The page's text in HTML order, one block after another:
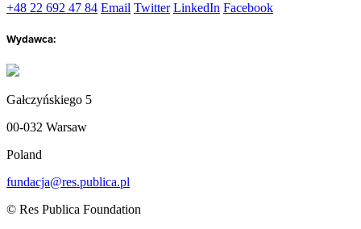
+48 22 692 47 84 Email Twitter LinkedIn Facebook
Wydawca:
Gałczyńskiego 5
00-032 Warsaw
Poland
fundacja@res.publica.pl
© Res Publica Foundation